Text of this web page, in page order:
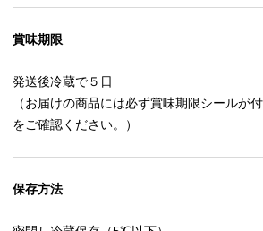
賞味期限
発送後冷蔵で５日
（お届けの商品には必ず賞味期限シールが
をご確認ください。）
保存方法